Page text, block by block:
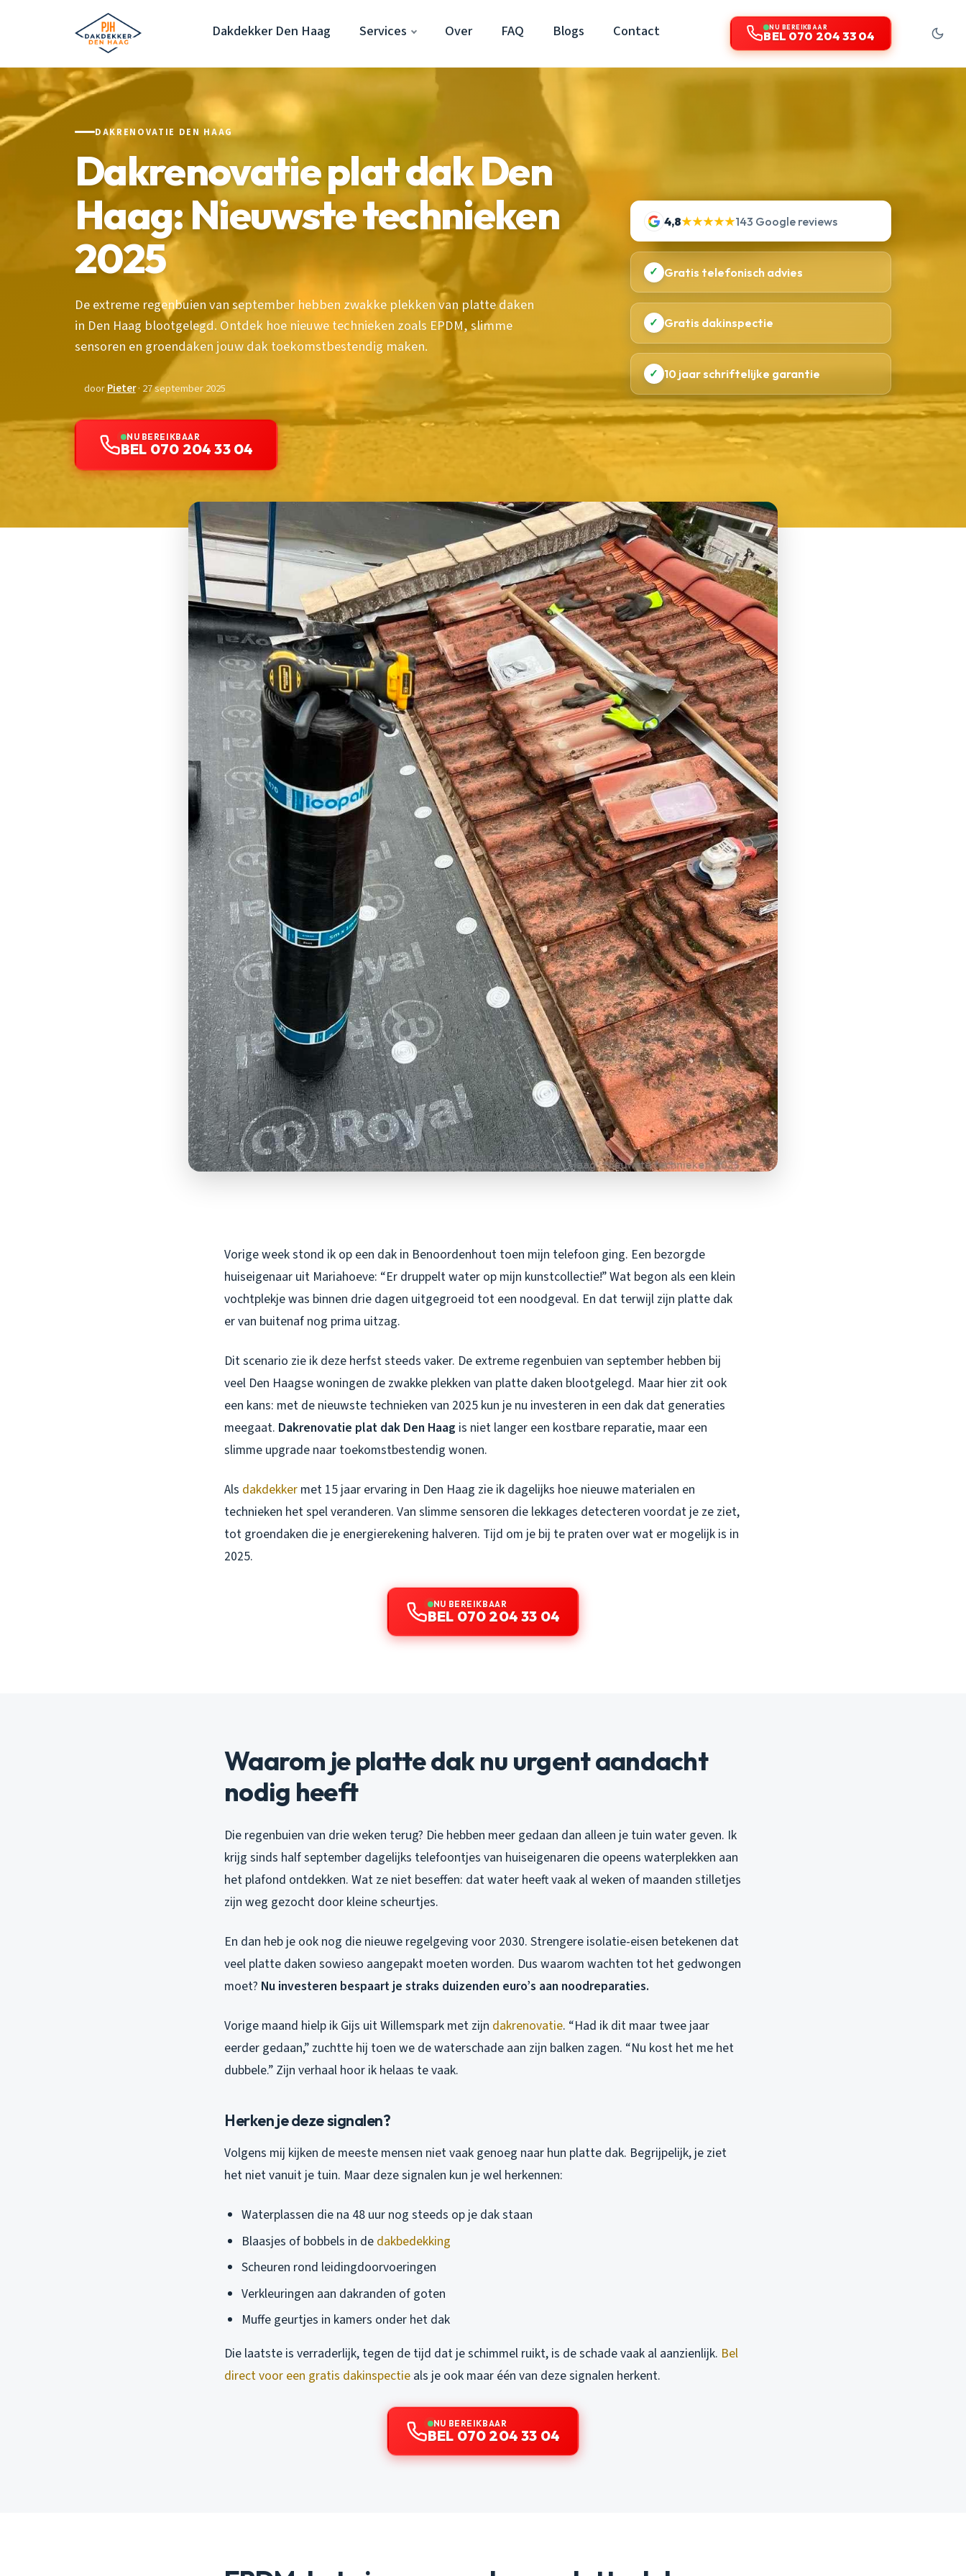
Dakdekker Den Haag Services Over FAQ Blogs Contact NU BEREIKBAAR
BEL 070 204 33 04
DAKRENOVATIE DEN HAAG
Dakrenovatie plat dak Den
Haag: Nieuwste technieken
2025
De extreme regenbuien van september hebben zwakke plekken van platte daken
in Den Haag blootgelegd. Ontdek hoe nieuwe technieken zoals EPDM, slimme
sensoren en groendaken jouw dak toekomstbestendig maken.
doorPieter· 27 september 2025
NU BEREIKBAAR
BEL 070 204 33 04
4,8★★★★★143 Google reviews
✓ Gratis telefonisch advies
✓ Gratis dakinspectie
✓ 10 jaar schriftelijke garantie
Vorige week stond ik op een dak in Benoordenhout toen mijn telefoon ging. Een bezorgde
huiseigenaar uit Mariahoeve: “Er druppelt water op mijn kunstcollectie!” Wat begon als een klein
vochtplekje was binnen drie dagen uitgegroeid tot een noodgeval. En dat terwijl zijn platte dak
er van buitenaf nog prima uitzag.
Dit scenario zie ik deze herfst steeds vaker. De extreme regenbuien van september hebben bij
veel Den Haagse woningen de zwakke plekken van platte daken blootgelegd. Maar hier zit ook
een kans: met de nieuwste technieken van 2025 kun je nu investeren in een dak dat generaties
meegaat. Dakrenovatie plat dak Den Haag is niet langer een kostbare reparatie, maar een
slimme upgrade naar toekomstbestendig wonen.
Als dakdekker met 15 jaar ervaring in Den Haag zie ik dagelijks hoe nieuwe materialen en
technieken het spel veranderen. Van slimme sensoren die lekkages detecteren voordat je ze ziet,
tot groendaken die je energierekening halveren. Tijd om je bij te praten over wat er mogelijk is in
2025.
NU BEREIKBAAR
BEL 070 204 33 04
Waarom je platte dak nu urgent aandacht
nodig heeft
Die regenbuien van drie weken terug? Die hebben meer gedaan dan alleen je tuin water geven. Ik
krijg sinds half september dagelijks telefoontjes van huiseigenaren die opeens waterplekken aan
het plafond ontdekken. Wat ze niet beseffen: dat water heeft vaak al weken of maanden stilletjes
zijn weg gezocht door kleine scheurtjes.
En dan heb je ook nog die nieuwe regelgeving voor 2030. Strengere isolatie-eisen betekenen dat
veel platte daken sowieso aangepakt moeten worden. Dus waarom wachten tot het gedwongen
moet? Nu investeren bespaart je straks duizenden euro’s aan noodreparaties.
Vorige maand hielp ik Gijs uit Willemspark met zijn dakrenovatie. “Had ik dit maar twee jaar
eerder gedaan,” zuchtte hij toen we de waterschade aan zijn balken zagen. “Nu kost het me het
dubbele.” Zijn verhaal hoor ik helaas te vaak.
Herken je deze signalen?
Volgens mij kijken de meeste mensen niet vaak genoeg naar hun platte dak. Begrijpelijk, je ziet
het niet vanuit je tuin. Maar deze signalen kun je wel herkennen:
Waterplassen die na 48 uur nog steeds op je dak staan
Blaasjes of bobbels in de dakbedekking
Scheuren rond leidingdoorvoeringen
Verkleuringen aan dakranden of goten
Muffe geurtjes in kamers onder het dak
Die laatste is verraderlijk, tegen de tijd dat je schimmel ruikt, is de schade vaak al aanzienlijk. Bel
direct voor een gratis dakinspectie als je ook maar één van deze signalen herkent.
NU BEREIKBAAR
BEL 070 204 33 04